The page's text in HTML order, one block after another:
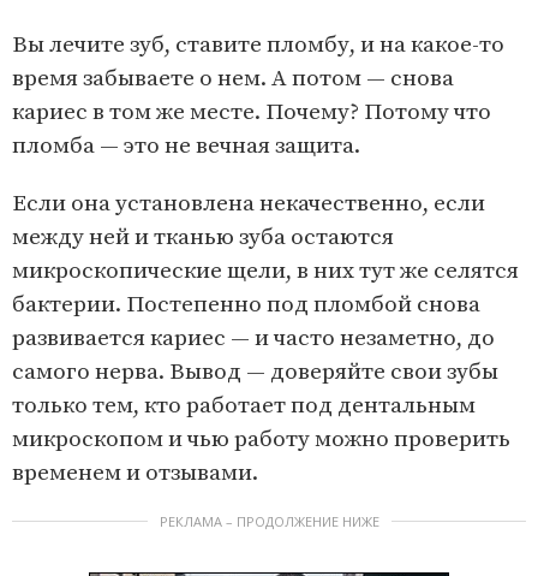
Вы лечите зуб, ставите пломбу, и на какое-то
время забываете о нем. А потом — снова
кариес в том же месте. Почему? Потому что
пломба — это не вечная защита.
Если она установлена некачественно, если
между ней и тканью зуба остаются
микроскопические щели, в них тут же селятся
бактерии. Постепенно под пломбой снова
развивается кариес — и часто незаметно, до
самого нерва. Вывод — доверяйте свои зубы
только тем, кто работает под дентальным
микроскопом и чью работу можно проверить
временем и отзывами.
РЕКЛАМА – ПРОДОЛЖЕНИЕ НИЖЕ